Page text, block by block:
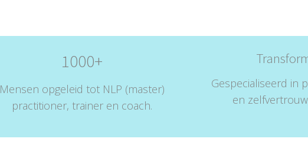
1000+
Mensen opgeleid tot NLP (master)
practitioner, trainer en coach.
Gespecialiseerd in
en